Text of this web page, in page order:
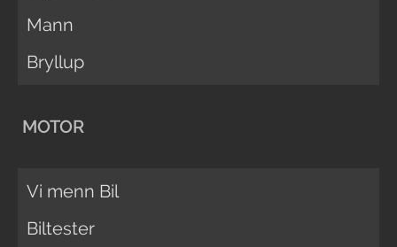
Mann
Bryllup
MOTOR
Vi menn Bil
Biltester